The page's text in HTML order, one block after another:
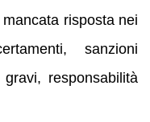
risposta nei
sanzioni
responsabilità